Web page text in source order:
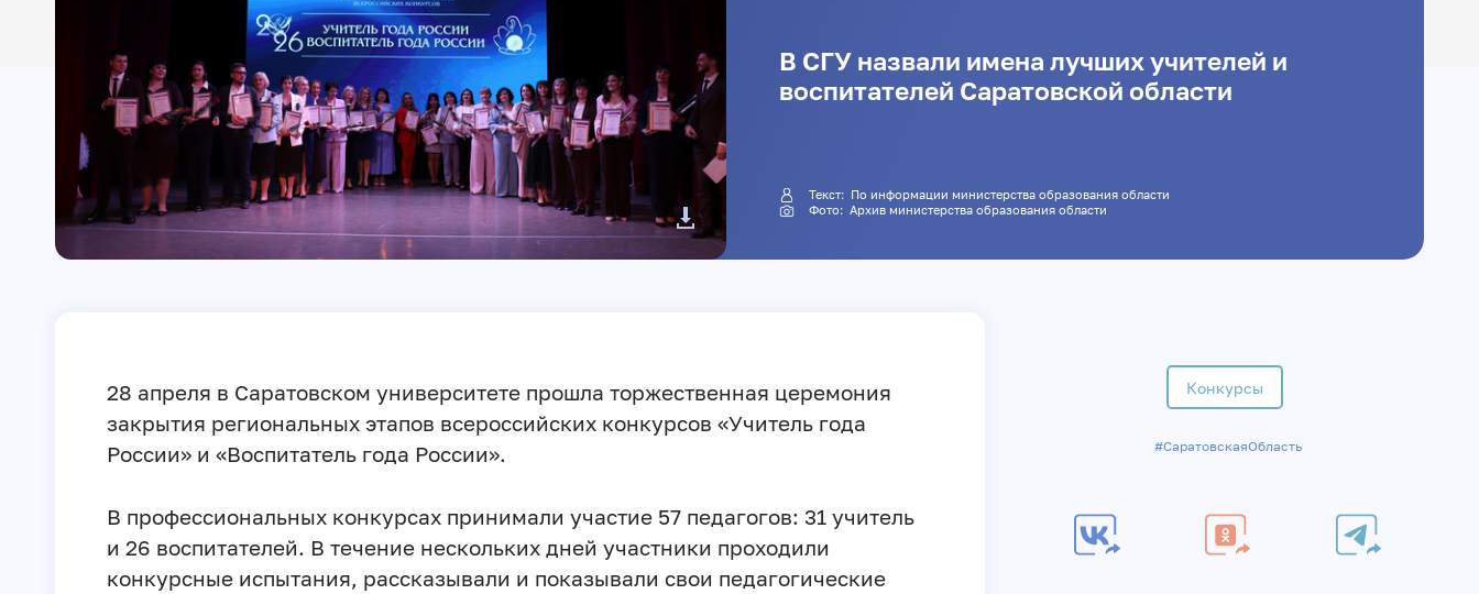
В СГУ назвали имена лучших учителей и
воспитателей Саратовской области
Текст: По информации министерства образования области
Фото: Архив министерства образования области
28 апреля в Саратовском университете прошла торжественная церемония
закрытия региональных этапов всероссийских конкурсов «Учитель года
России» и «Воспитатель года России».
В профессиональных конкурсах принимали участие 57 педагогов: 31 учитель
и 26 воспитателей. В течение нескольких дней участники проходили
конкурсные испытания, рассказывали и показывали свои педагогические
Конкурсы
#СаратовскаяОбласть